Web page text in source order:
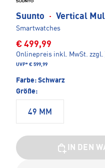
Suunto · Vertical
Smartwatches
€ 499,99
Onlinepreis inkl. MwSt. zzgl.
UVP* € 599,99
Farbe: Schwarz
Größe:
49 MM
IN DEN